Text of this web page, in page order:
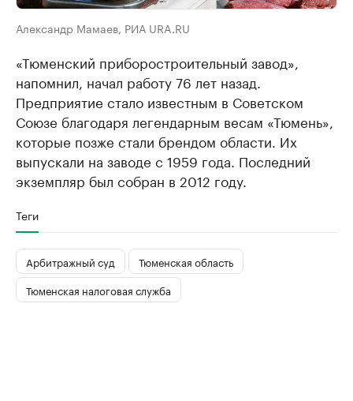
Александр Мамаев, РИА URA.RU
«Тюменский приборостроительный завод»,
напомнил, начал работу 76 лет назад.
Предприятие стало известным в Советском
Союзе благодаря легендарным весам «Тюмень»,
которые позже стали брендом области. Их
выпускали на заводе с 1959 года. Последний
экземпляр был собран в 2012 году.
Теги
Арбитражный суд
Тюменская область
Тюменская налоговая служба